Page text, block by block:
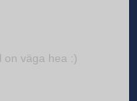
on väga hea :)